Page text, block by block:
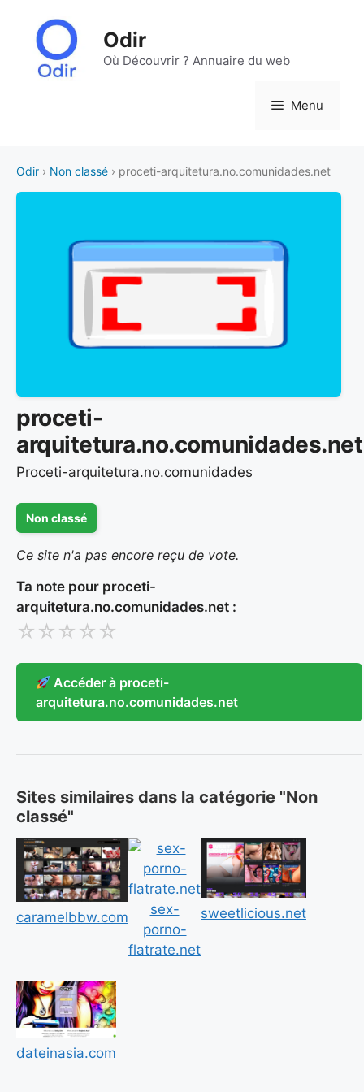
contenu
Odir
Où Découvrir ? Annuaire du web
Menu
Odir › Non classé › proceti-arquitetura.no.comunidades.net
proceti-
arquitetura.no.comunidades.net
Proceti-arquitetura.no.comunidades
Non classé
Ce site n'a pas encore reçu de vote.
Ta note pour proceti-
arquitetura.no.comunidades.net :
☆ ☆ ☆ ☆ ☆
Accéder à proceti-
arquitetura.no.comunidades.net
Sites similaires dans la catégorie "Non
classé"
caramelbbw.com
sex-
porno-
flatrate.net
sweetlicious.net
dateinasia.com